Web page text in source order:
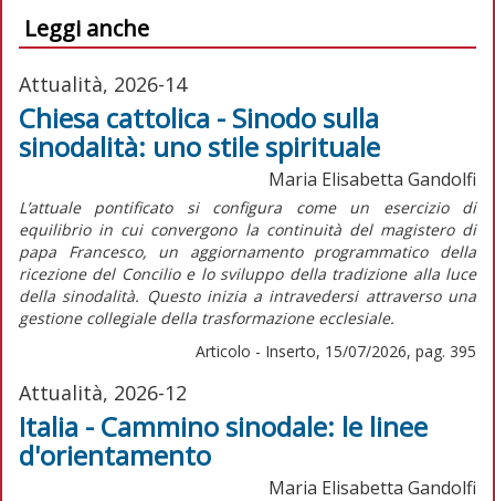
Leggi anche
Attualità, 2026-14
Chiesa cattolica - Sinodo sulla
sinodalità: uno stile spirituale
Maria Elisabetta Gandolfi
L’attuale pontificato si configura come un esercizio di
equilibrio in cui convergono la continuità del magistero di
papa Francesco, un aggiornamento programmatico della
ricezione del Concilio e lo sviluppo della tradizione alla luce
della sinodalità. Questo inizia a intravedersi attraverso una
gestione collegiale della trasformazione ecclesiale.
Articolo - Inserto, 15/07/2026, pag. 395
Attualità, 2026-12
Italia - Cammino sinodale: le linee
d'orientamento
Maria Elisabetta Gandolfi